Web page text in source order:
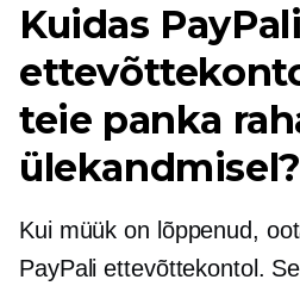
Kuidas PayPali
teie panka
ülekandmisel?
Kui müük on lõppenud,
PayPali ettevõttekontol.